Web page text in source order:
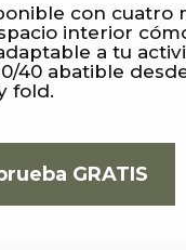
con cuatro
interior
a tu
40 abatible
fold.
GRATIS